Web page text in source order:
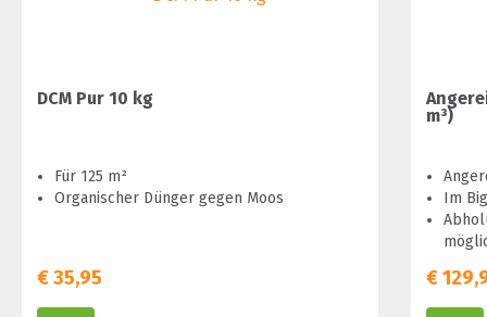
DCM Pur 10 kg
Für 125 m²
Organischer Dünger gegen Moos
€35,95
m³)
Im
€